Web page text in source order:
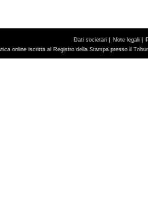
Dati societari | Note legali |
online iscritta al Registro della Stampa presso il